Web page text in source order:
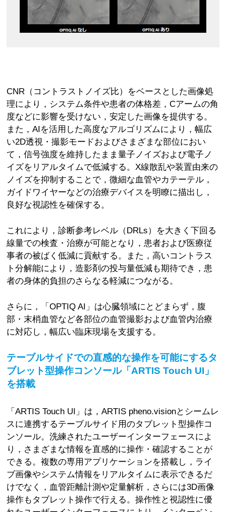
CNR（コントラストノイズ比）をベースとした画像処
理により，システム条件や患者の体格差，Cアームの角
度などに影響を受けない，安定した画像を提供する。
また，AIを活用した高度なアルゴリズムにより，幅広
い2D透視・撮影モードおよびさまざまな部位におい
て，信号強度を維持したまま量子ノイズおよび電子ノ
イズをリアルタイムで低減する。X線散乱や装置由来の
ノイズを抑制することで，微細な血管やカテーテル，
ガイドワイヤーなどの治療デバイスを明瞭に描出し，
良好な視認性を確保する。
これにより，診断参考レベル（DRLs）を大きく下回る
線量での検査・治療が可能となり，患者および医療従
事者の被ばく低減に貢献する。また，高いコントラス
ト分解能により，造影剤の投与量低減も期待でき，患
者の身体的負担のさらなる軽減につながる。
さらに，「OPTIQ AI」は心臓領域にとどまらず，腹
部・末梢血管など各部位の血管撮影および血管内治療
に対応し，幅広い臨床現場を支援する。
テーブルサイドでの直感的な操作を可能にするタ
ブレット型操作コンソール「ARTIS Touch UI」
を搭載
「ARTIS Touch UI」は，ARTIS pheno.visionとシームレ
スに連携するテーブルサイド用のタブレット型操作コ
ンソール。洗練されたユーザーインターフェースによ
り，さまざまな情報を直感的に操作・確認することが
できる。複数の専用アプリケーションを搭載し，ライ
ブ画像やシステム情報をリアルタイムに表示できるだ
けでなく，血管距離計測や定量解析，さらには3D画像
操作もタブレット操作で行える。操作性と視認性に優